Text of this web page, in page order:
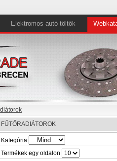
Elektromos autó töltők
FŰTŐRADIÁTOROK
Kategória
Termékek egy oldalon